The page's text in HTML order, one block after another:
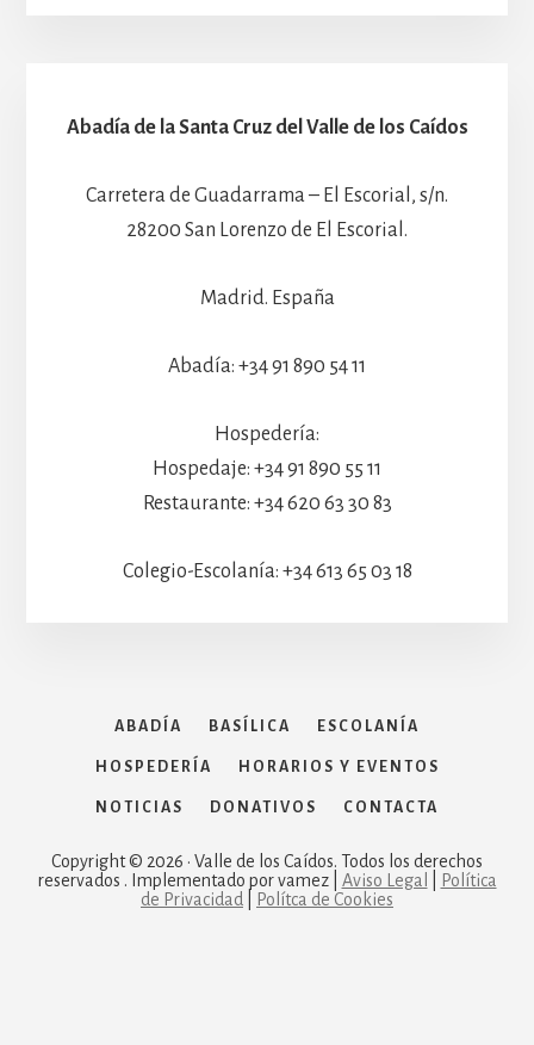
Abadía de la Santa Cruz del Valle de los Caídos
Carretera de Guadarrama – El Escorial, s/n.
28200 San Lorenzo de El Escorial.
Madrid. España
Abadía: +34 91 890 54 11
Hospedería:
Hospedaje: +34 91 890 55 11
Restaurante: +34 620 63 30 83
Colegio-Escolanía: +34 613 65 03 18
ABADÍA BASÍLICA ESCOLANÍA
HOSPEDERÍA HORARIOS Y EVENTOS
NOTICIAS DONATIVOS CONTACTA
Copyright © 2026 · Valle de los Caídos. Todos los derechos
reservados . Implementado por vamez | Aviso Legal
Política
de Privacidad
Polítca de Cookies